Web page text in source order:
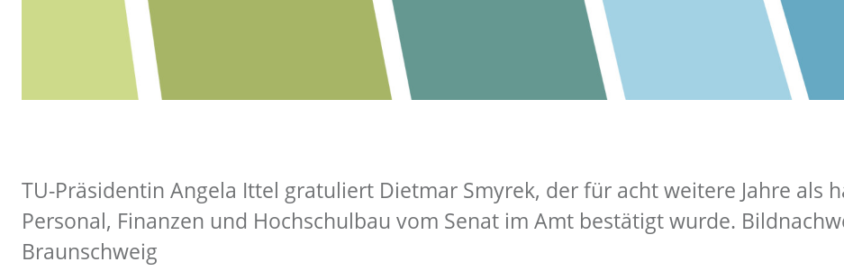
TU-Präsidentin Angela Ittel gratuliert Dietmar Smyrek, der für acht weitere Jahre als
Personal, Finanzen und Hochschulbau vom Senat im Amt bestätigt wurde.
Braunschweig